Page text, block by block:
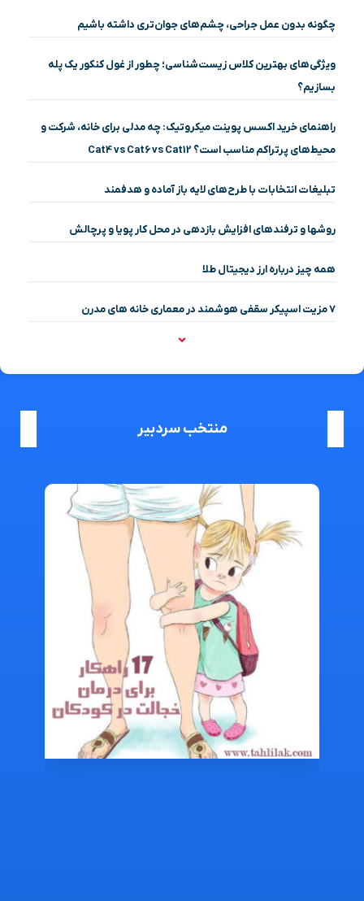
چگونه بدون عمل جراحی، چشم‌های جوان‌تری داشته باشیم
ویژگی‌های بهترین کلاس زیست‌شناسی؛ چطور از غول کنکور یک پله
بسازیم؟
راهنمای خرید اکسس پوینت میکروتیک: چه مدلی برای خانه، شرکت و
محیط‌های پرتراکم مناسب است؟ Cat4 vs Cat6 vs Cat12
تبلیغات انتخابات با طرح‌های لایه باز آماده و هدفمند
روشها و ترفندهای افزایش بازدهی در محل کار پویا و پرچالش
همه چیز درباره ارز دیجیتال طلا
۷ مزیت اسپیکر سقفی هوشمند در معماری خانه‌ های مدرن
منتخب سردبیر